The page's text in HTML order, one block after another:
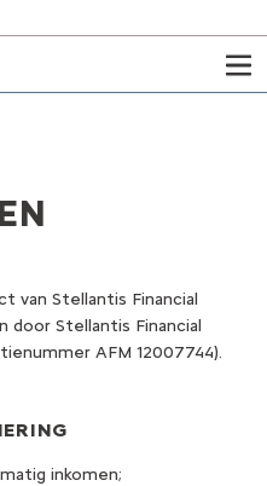
van Stellantis Financial
door Stellantis Financial
AFM 12007744).
inkomen;